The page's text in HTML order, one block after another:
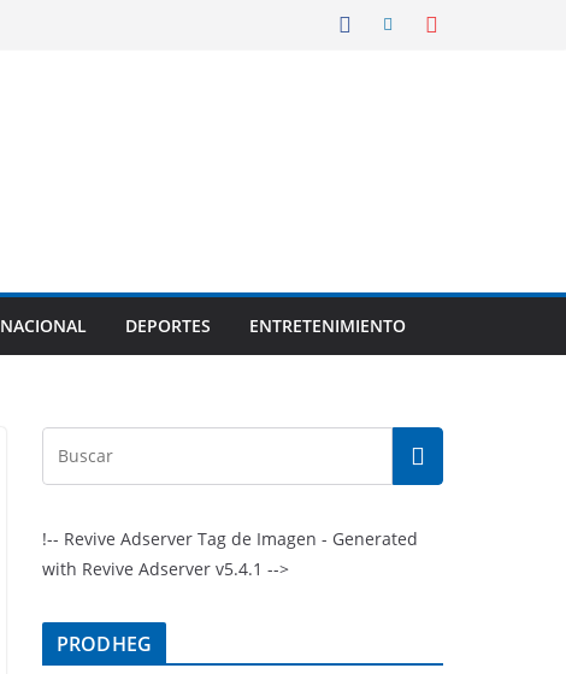
NACIONAL DEPORTES ENTRETENIMIENTO
!-- Revive Adserver Tag de Imagen - Generated
with Revive Adserver v5.4.1 -->
PRODHEG